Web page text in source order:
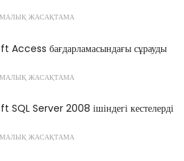
ЖАСАҚТАМА
Access бағдарламасындағы сұрауды
ЖАСАҚТАМА
SQL Server 2008 ішіндегі кестелерді
ЖАСАҚТАМА